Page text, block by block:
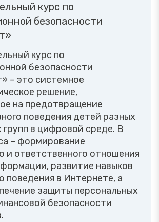
курс по
безопасности
курс по
безопасности
– это системное
решение,
на предотвращение
поведения детей разных
групп в цифровой среде. В
– формирование
и ответственного отношения
развитие навыков
поведения в Интернете, а
защиты персональных
безопасности